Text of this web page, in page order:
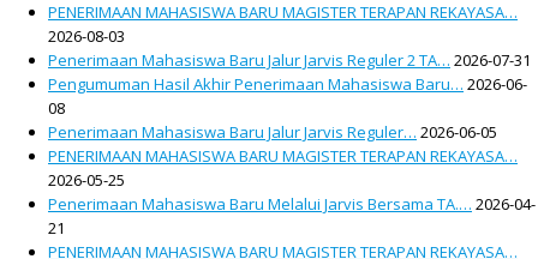
PENERIMAAN MAHASISWA BARU MAGISTER TERAPAN REKAYASA…
2026-08-03
Penerimaan Mahasiswa Baru Jalur Jarvis Reguler 2 TA… 2026-07-31
Pengumuman Hasil Akhir Penerimaan Mahasiswa Baru… 2026-06-
08
Penerimaan Mahasiswa Baru Jalur Jarvis Reguler… 2026-06-05
PENERIMAAN MAHASISWA BARU MAGISTER TERAPAN REKAYASA…
2026-05-25
Penerimaan Mahasiswa Baru Melalui Jarvis Bersama TA.… 2026-04-
21
PENERIMAAN MAHASISWA BARU MAGISTER TERAPAN REKAYASA…